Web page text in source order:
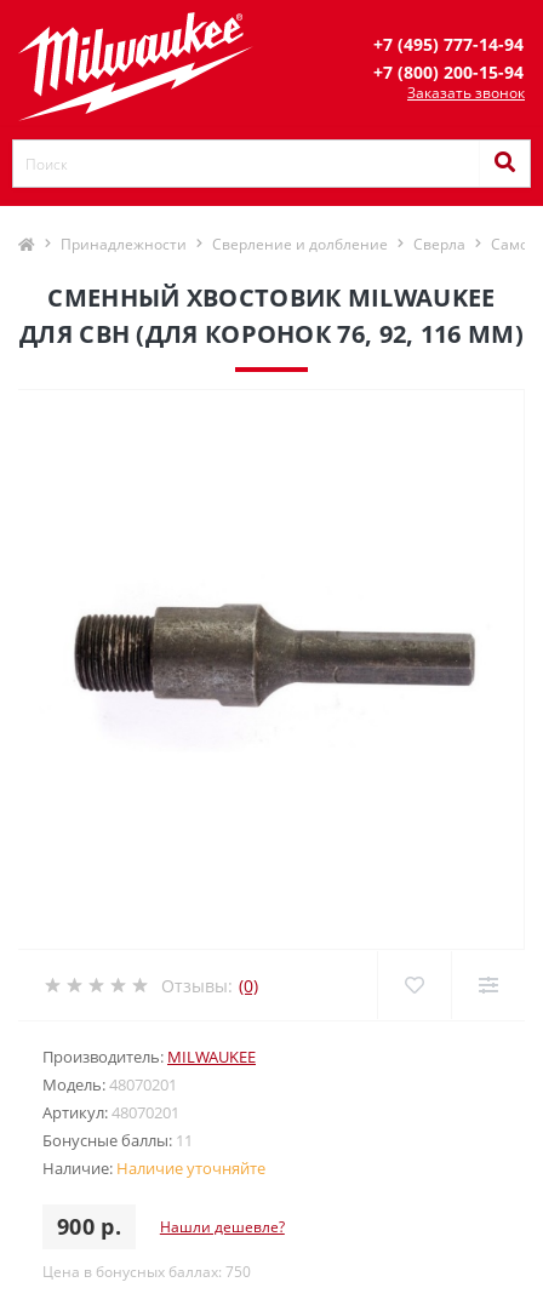
+7 (495) 777-14-94
+7 (800) 200-15-94
Заказать звонок
Принадлежности Сверление и долбление Сверла
СМЕННЫЙ ХВОСТОВИК MILWAUKEE
ДЛЯ СВН (ДЛЯ КОРОНОК 76, 92, 116 ММ)
Отзывы: (0)
Производитель: MILWAUKEE
Модель:48070201
Артикул:48070201
Бонусные баллы: 11
Наличие: Наличие уточняйте
900 р. Нашли дешевле?
Цена в бонусных баллах: 750